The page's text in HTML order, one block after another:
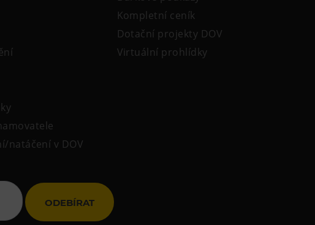
natáčení v DOV
Kompletní ceník
Dotační projekty DOV
Virtuální prohlídky
ODEBÍRAT